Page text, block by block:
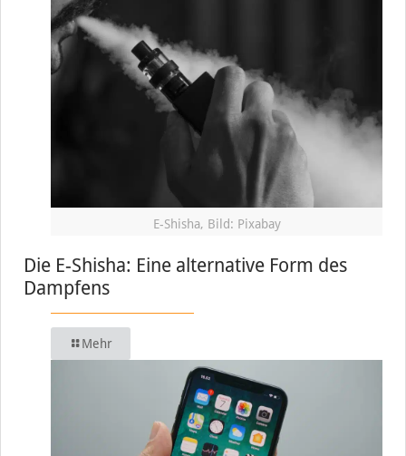
E-Shisha, Bild: Pixabay
Die E-Shisha: Eine alternative Form des
Dampfens
Mehr